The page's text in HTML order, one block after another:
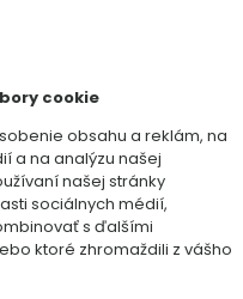
cookie
obsahu a reklám, na
a na analýzu našej
našej stránky
sociálnych médií,
s ďalšími
ktoré zhromaždili z vášho